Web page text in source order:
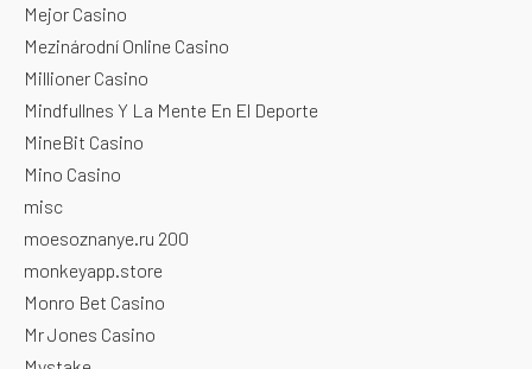
Mejor Casino
Mezinárodní Online Casino
Millioner Casino
Mindfullnes Y La Mente En El Deporte
MineBit Casino
Mino Casino
misc
moesoznanye.ru 200
monkeyapp.store
Monro Bet Casino
Mr Jones Casino